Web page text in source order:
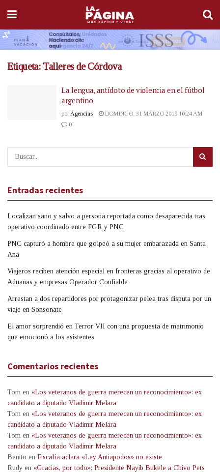
Etiqueta: Talleres de Córdova
La lengua, antídoto de violencia en el fútbol
argentino
por Agencias
DOMINGO, 31 MARZO 2019 10:24 AM
0
Entradas recientes
Localizan sano y salvo a persona reportada como desaparecida tras
operativo coordinado entre FGR y PNC
PNC capturó a hombre que golpeó a su mujer embarazada en Santa
Ana
Viajeros reciben atención especial en fronteras gracias al operativo de
Aduanas y empresas Operador Confiable
Arrestan a dos repartidores por protagonizar pelea tras disputa por un
viaje en Sonsonate
El amor sorprendió en Terror VII con una propuesta de matrimonio
que emocionó a los asistentes
Comentarios recientes
Tom en «Los veteranos de guerra merecen un reconocimiento»: ex
candidato a diputado Vladimir Melara
Tom en «Los veteranos de guerra merecen un reconocimiento»: ex
candidato a diputado Vladimir Melara
Tom en «Los veteranos de guerra merecen un reconocimiento»: ex
candidato a diputado Vladimir Melara
Benito en Fiscalía aclara «Ley Antiapodos» no existe
Rudy en «Gracias, por todo»: Presidente Nayib Bukele a Chivo Pets